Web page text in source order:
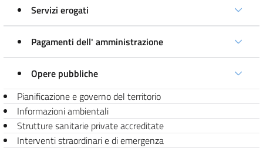
Servizi erogati
Pagamenti dell' amministrazione
Opere pubbliche
Pianificazione e governo del territorio
Informazioni ambientali
Strutture sanitarie private accreditate
Interventi straordinari e di emergenza